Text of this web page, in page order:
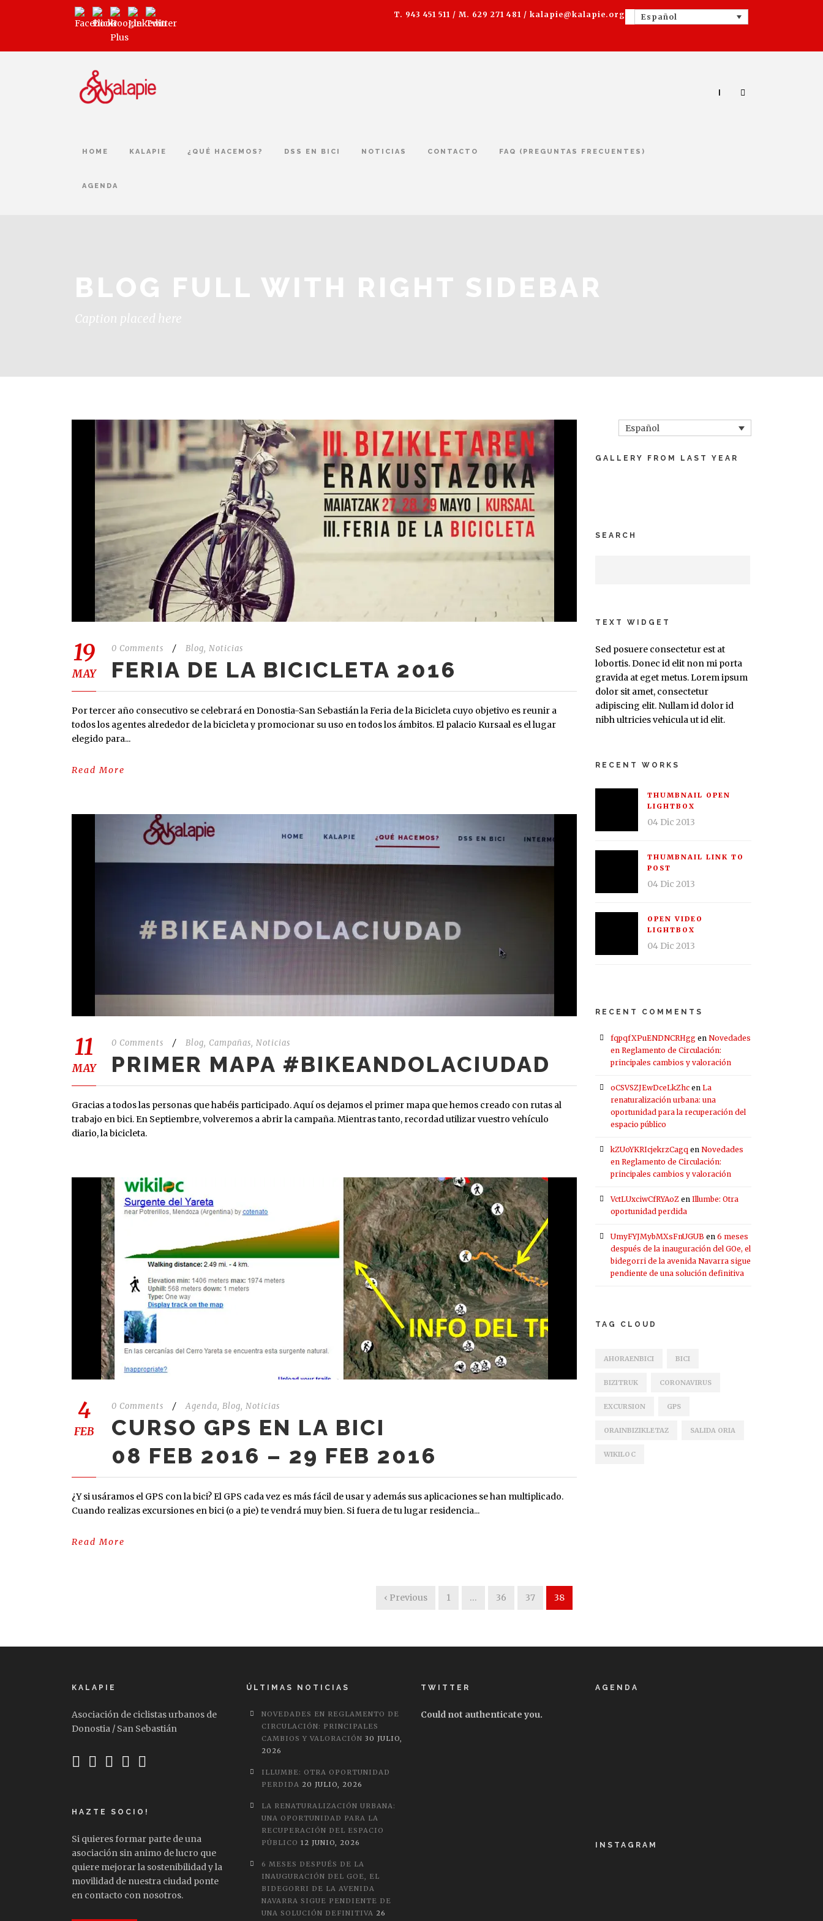
T. 943 451 511 / M. 629 271 481 / kalapie@kalapie.org Español
HOME KALAPIE ¿QUÉ HACEMOS? DSS EN BICI NOTICIAS CONTACTO FAQ (PREGUNTAS FRECUENTES)
AGENDA
BLOG FULL WITH RIGHT SIDEBAR
Caption placed here
19
MAY
0 Comments / Blog, Noticias
FERIA DE LA BICICLETA 2016
Por tercer año consecutivo se celebrará en Donostia-San Sebastián la Feria de la Bicicleta cuyo objetivo es reunir a
todos los agentes alrededor de la bicicleta y promocionar su uso en todos los ámbitos. El palacio Kursaal es el lugar
elegido para...
Read More
11
MAY
0 Comments / Blog, Campañas, Noticias
PRIMER MAPA #BIKEANDOLACIUDAD
Gracias a todos las personas que habéis participado. Aquí os dejamos el primer mapa que hemos creado con rutas al
trabajo en bici. En Septiembre, volveremos a abrir la campaña. Mientras tanto, recordad utilizar vuestro vehículo
diario, la bicicleta.
4
FEB
0 Comments / Agenda, Blog, Noticias
CURSO GPS EN LA BICI
08 FEB 2016 – 29 FEB 2016
¿Y si usáramos el GPS con la bici? El GPS cada vez es más fácil de usar y además sus aplicaciones se han multiplicado.
Cuando realizas excursiones en bici (o a pie) te vendrá muy bien. Si fuera de tu lugar residencia...
Read More
‹ Previous 1 … 36 37 38
Español
GALLERY FROM LAST YEAR
SEARCH
TEXT WIDGET
Sed posuere consectetur est at
lobortis. Donec id elit non mi porta
gravida at eget metus. Lorem ipsum
dolor sit amet, consectetur
adipiscing elit. Nullam id dolor id
nibh ultricies vehicula ut id elit.
RECENT WORKS
THUMBNAIL OPEN
LIGHTBOX
04 Dic 2013
THUMBNAIL LINK TO
POST
04 Dic 2013
OPEN VIDEO
LIGHTBOX
04 Dic 2013
RECENT COMMENTS
fqpqfXPuENDNCRHgg en Novedades
en Reglamento de Circulación:
principales cambios y valoración
oCSVSZJEwDceLkZhc en La
renaturalización urbana: una
oportunidad para la recuperación del
espacio público
kZUoYKRIcjekrzCagq en Novedades
en Reglamento de Circulación:
principales cambios y valoración
VctLUxciwCfRYAoZ en Illumbe: Otra
oportunidad perdida
UmyFYJMybMXsFnUGUB en 6 meses
después de la inauguración del GOe, el
bidegorri de la avenida Navarra sigue
pendiente de una solución definitiva
TAG CLOUD
AHORAENBICI BICI
BIZITRUK CORONAVIRUS
EXCURSION GPS
ORAINBIZIKLETAZ SALIDA ORIA
WIKILOC
KALAPIE
Asociación de ciclistas urbanos de
Donostia / San Sebastián
HAZTE SOCIO!
Si quieres formar parte de una
asociación sin animo de lucro que
quiere mejorar la sostenibilidad y la
movilidad de nuestra ciudad ponte
en contacto con nosotros.
ÚLTIMAS NOTICIAS
NOVEDADES EN REGLAMENTO DE
CIRCULACIÓN: PRINCIPALES
CAMBIOS Y VALORACIÓN 30 JULIO,
2026
ILLUMBE: OTRA OPORTUNIDAD
PERDIDA 20 JULIO, 2026
LA RENATURALIZACIÓN URBANA:
UNA OPORTUNIDAD PARA LA
RECUPERACIÓN DEL ESPACIO
PÚBLICO 12 JUNIO, 2026
6 MESES DESPUÉS DE LA
INAUGURACIÓN DEL GOE, EL
BIDEGORRI DE LA AVENIDA
NAVARRA SIGUE PENDIENTE DE
UNA SOLUCIÓN DEFINITIVA 26
TWITTER
Could not authenticate you.
AGENDA
INSTAGRAM